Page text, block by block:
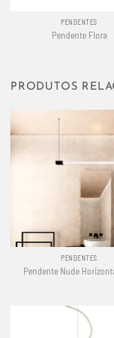
PENDENTES
Pendente Flora
PRODUTOS
PENDENTES
Pendente Nude